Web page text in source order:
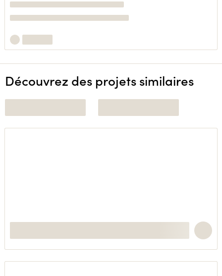
Découvrez des projets similaires